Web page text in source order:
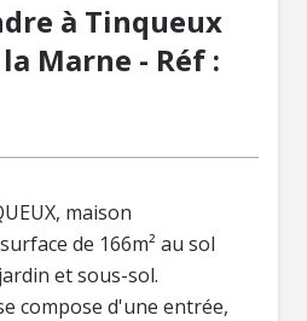
à Tinqueux
Marne - Réf :
maison
de 166m² au sol
et sous-sol.
compose d'une entrée,